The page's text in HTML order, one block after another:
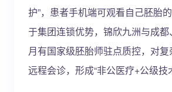
护”，患者手机端可观看自己胚胎
于集团连锁优势，锦欣九洲与成
月有国家级胚胎师驻点质控，对
远程会诊，形成“非公医疗+公级技